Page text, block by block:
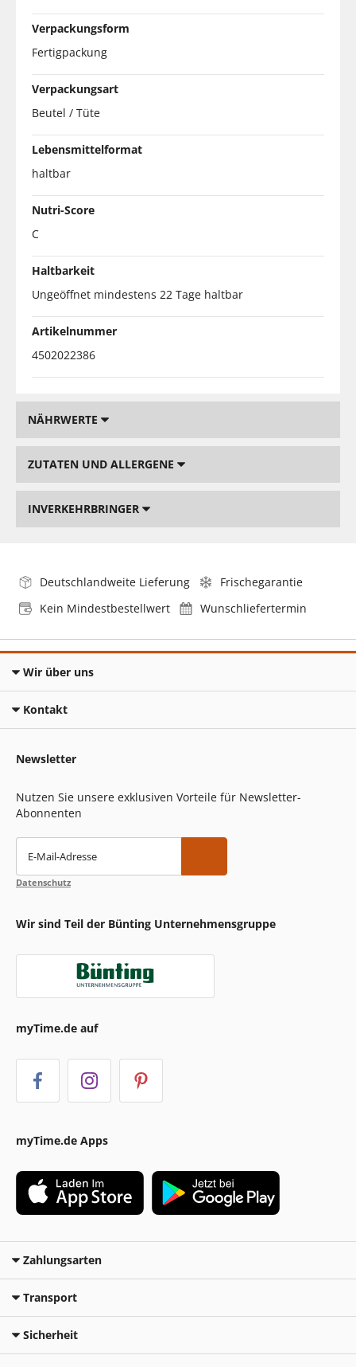
Verpackungsform
Fertigpackung
Verpackungsart
Beutel / Tüte
Lebensmittelformat
haltbar
Nutri-Score
C
Haltbarkeit
Ungeöffnet mindestens 22 Tage haltbar
Artikelnummer
4502022386
NÄHRWERTE
ZUTATEN UND ALLERGENE
INVERKEHRBRINGER
Deutschlandweite Lieferung
Frischegarantie
Kein Mindestbestellwert
Wunschliefertermin
Wir über uns
Kontakt
Newsletter
Nutzen Sie unsere exklusiven Vorteile für Newsletter-
Abonnenten
E-Mail-Adresse
Datenschutz
Wir sind Teil der Bünting Unternehmensgruppe
myTime.de auf
myTime.de Apps
Zahlungsarten
Transport
Sicherheit